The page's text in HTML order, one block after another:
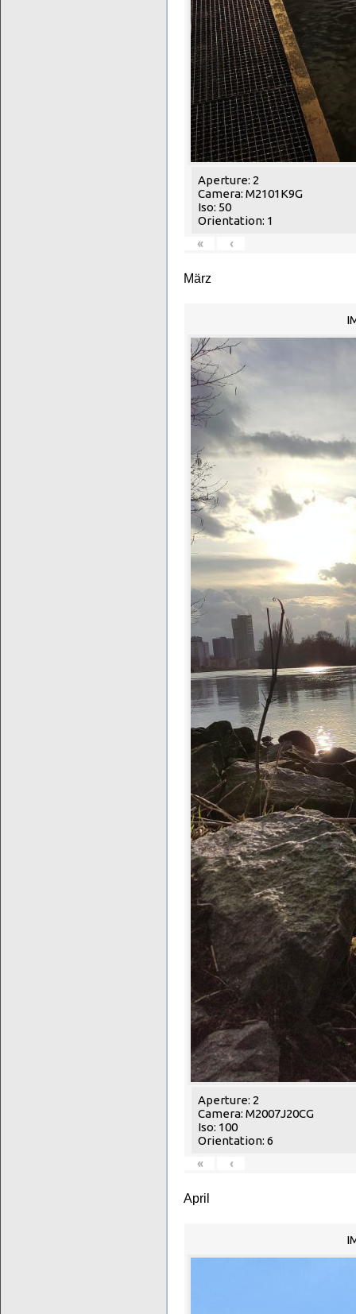
Aperture: 2
Camera: M2101K9G
Iso: 50
Orientation: 1
«
‹
März
Aperture: 2
Camera: M2007J20CG
Iso: 100
Orientation: 6
«
‹
April